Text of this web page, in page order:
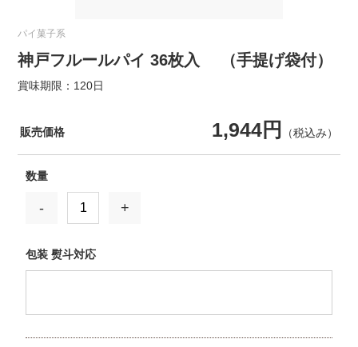
パイ菓子系
神戸フルールパイ 36枚入 （手提げ袋付）
賞味期限：120日
販売価格 1,944円 （税込み）
数量
- +
包装 熨斗対応